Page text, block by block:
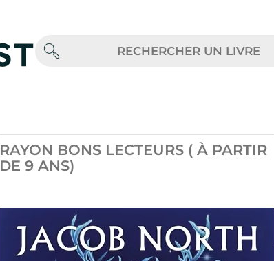
RAYON BONS LECTEURS ( À PARTIR
DE 9 ANS)